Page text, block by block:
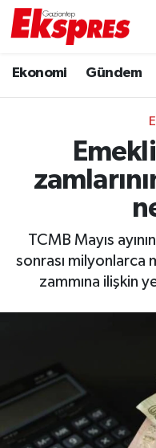
Ekonomi Gündem
TCMB Mayıs
sonrası milyonlarca
zammına ilişkin
Ekonomi
Gaziantep son
Genel
Haberler
Müzik
Piyasa
Trafik Durumu
Puan Durumu ve
Tüm Manşetler
Haber Arşivi